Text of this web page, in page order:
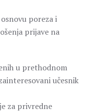
poreza i
prijave na
u prethodnom
učesnik
za privredne